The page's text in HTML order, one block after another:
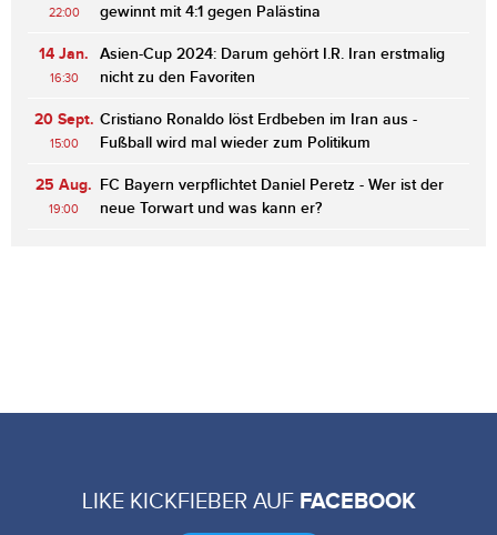
22:00
gewinnt mit 4:1 gegen Palästina
14 Jan.
16:30
Asien-Cup 2024: Darum gehört I.R. Iran erstmalig
nicht zu den Favoriten
20 Sept.
15:00
Cristiano Ronaldo löst Erdbeben im Iran aus -
Fußball wird mal wieder zum Politikum
25 Aug.
19:00
FC Bayern verpflichtet Daniel Peretz - Wer ist der
neue Torwart und was kann er?
LIKE KICKFIEBER AUF FACEBOOK